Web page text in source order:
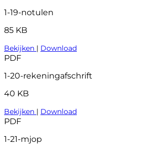
1-19-notulen
85 KB
Bekijken | Download
PDF
1-20-rekeningafschrift
40 KB
Bekijken | Download
PDF
1-21-mjop